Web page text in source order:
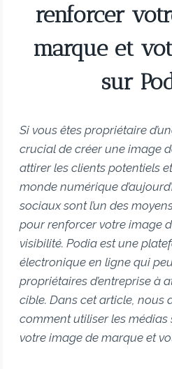
renforcer
marque et
sur
Si vous êtes propriétaire
crucial de créer une image
attirer les clients potentiels
monde numérique
sociaux sont l’un des
pour renforcer votre image
visibilité. Podia est une
électronique en ligne qui
propriétaires d’entreprise à
cible. Dans cet article, nous
comment utiliser les
votre image de marque et